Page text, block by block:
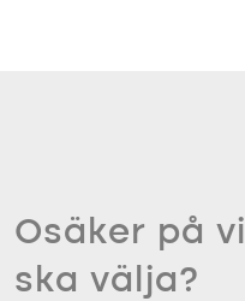
Osäker på
ska välja?